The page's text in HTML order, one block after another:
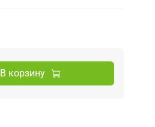
В корзину